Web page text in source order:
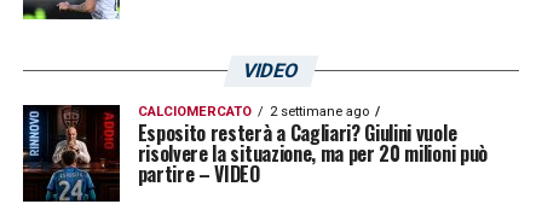
VIDEO
CALCIOMERCATO 2 settimane ago
Esposito resterà a Cagliari? Giulini vuole
risolvere la situazione, ma per 20 milioni può
partire – VIDEO